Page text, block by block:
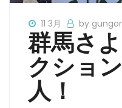
11 3月 by
群馬さ
クショ
人！